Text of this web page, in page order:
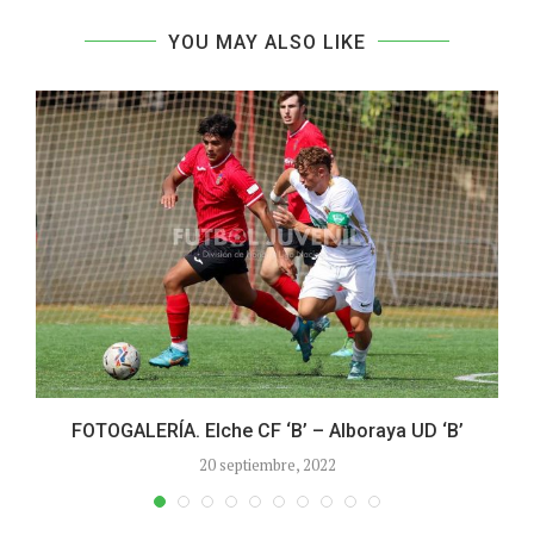
YOU MAY ALSO LIKE
FOTOGALERÍA. Elche CF ‘B’ – Alboraya UD ‘B’
20 septiembre, 2022